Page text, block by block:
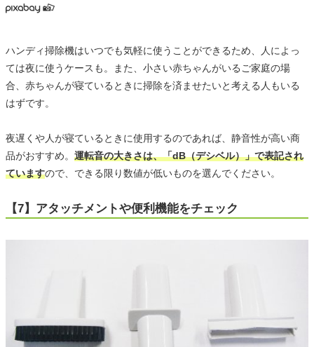
ハンディ掃除機はいつでも気軽に使うことができるため、人によっ
ては夜に使うケースも。また、小さい赤ちゃんがいるご家庭の場
合、赤ちゃんが寝ているときに掃除を済ませたいと考える人もいる
はずです。
夜遅くや人が寝ているときに使用するのであれば、静音性が高い商
品がおすすめ。 運転音の大きさは、「dB（デシベル）」で表記され
ていますので、できる限り数値が低いものを選んでください。
【7】アタッチメントや便利機能をチェック